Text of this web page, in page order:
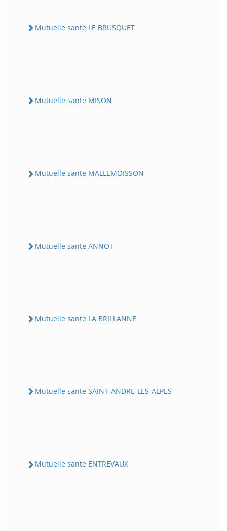
Mutuelle sante LE BRUSQUET
Mutuelle sante MISON
Mutuelle sante MALLEMOISSON
Mutuelle sante ANNOT
Mutuelle sante LA BRILLANNE
Mutuelle sante SAINT-ANDRE-LES-ALPES
Mutuelle sante ENTREVAUX